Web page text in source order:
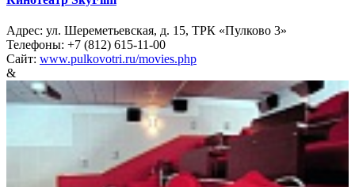
Адрес: ул. Шереметьевская, д. 15, ТРК «Пулково 3»
Телефоны: +7 (812) 615-11-00
Сайт: www.pulkovotri.ru/movies.php
&